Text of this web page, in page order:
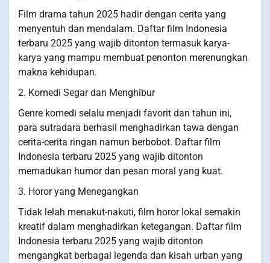
Film drama tahun 2025 hadir dengan cerita yang
menyentuh dan mendalam. Daftar film Indonesia
terbaru 2025 yang wajib ditonton termasuk karya-
karya yang mampu membuat penonton merenungkan
makna kehidupan.
2. Komedi Segar dan Menghibur
Genre komedi selalu menjadi favorit dan tahun ini,
para sutradara berhasil menghadirkan tawa dengan
cerita-cerita ringan namun berbobot. Daftar film
Indonesia terbaru 2025 yang wajib ditonton
memadukan humor dan pesan moral yang kuat.
3. Horor yang Menegangkan
Tidak lelah menakut-nakuti, film horor lokal semakin
kreatif dalam menghadirkan ketegangan. Daftar film
Indonesia terbaru 2025 yang wajib ditonton
mengangkat berbagai legenda dan kisah urban yang